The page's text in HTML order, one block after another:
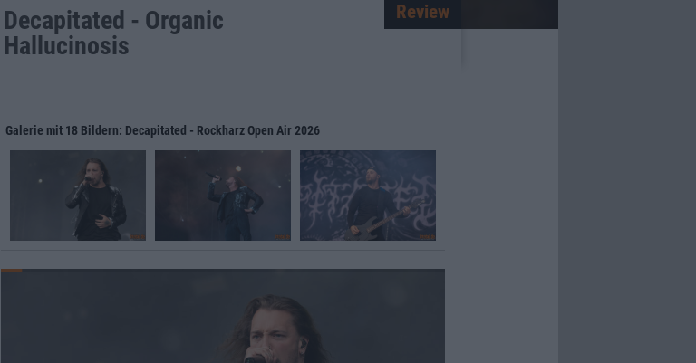
Decapitated - Organic
Hallucinosis
Review
Galerie mit 18 Bildern: Decapitated - Rockharz Open Air 2026